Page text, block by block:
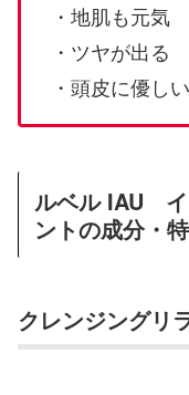
・地肌も元気
・ツヤが出る
・頭皮に優しい
ルベル IAU イ
ントの成分・
クレンジングリ